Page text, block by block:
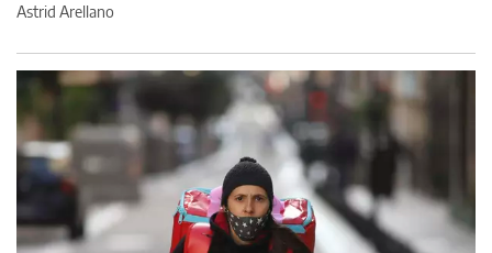
Astrid Arellano